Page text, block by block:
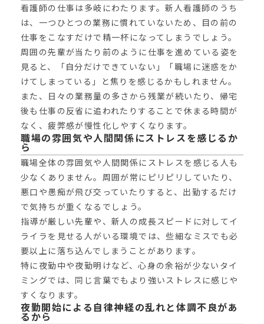
看護師の仕事は多岐にわたります。新人看護師のうち
は、一つひとつの業務に慣れていないため、目の前の
仕事をこなすだけで精一杯になってしまうでしょう。
周囲の先輩が当たり前のように仕事を進めている姿を
見ると、「自分だけできていない」「職場に迷惑をか
けてしまっている」と焦りを感じるかもしれません。
また、日々の業務量の多さから残業が続いたり、帰宅
後も仕事の反省に追われたりすることで休まる時間が
なく、疲弊感が慢性化しやすくなります。
職場の雰囲気や人間関係にストレスを感じるか
ら
職場全体の雰囲気や人間関係にストレスを感じる人も
少なくありません。周囲が常にピリピリしていたり、
悪口や愚痴が飛び交っていたりすると、出勤するだけ
で気持ちが重くなるでしょう。
指導が厳しい先輩や、新人の成長スピードに対してイ
ライラを見せる人がいる環境では、些細なミスでも必
要以上に落ち込んでしまうことがあります。
特に夜勤中や夜勤明けなど、心身の余裕が少ないタイ
ミングでは、同じ言葉でもより強いストレスに感じや
すくなります。
夜勤開始による自律神経の乱れと体調不良があ
るから